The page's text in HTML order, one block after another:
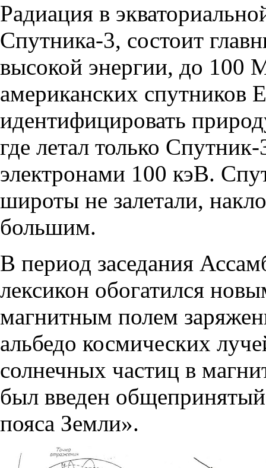
Радиация в
Спутника-3, состоит
высокой энергии, до 100
американских спутников
идентифицировать
где летал только
электронами 100 кэВ.
широты не залетали,
большим.
В период заседания
лексикон обогатился
магнитным полем
альбедо космических
солнечных частиц в
был введен
пояса Земли».